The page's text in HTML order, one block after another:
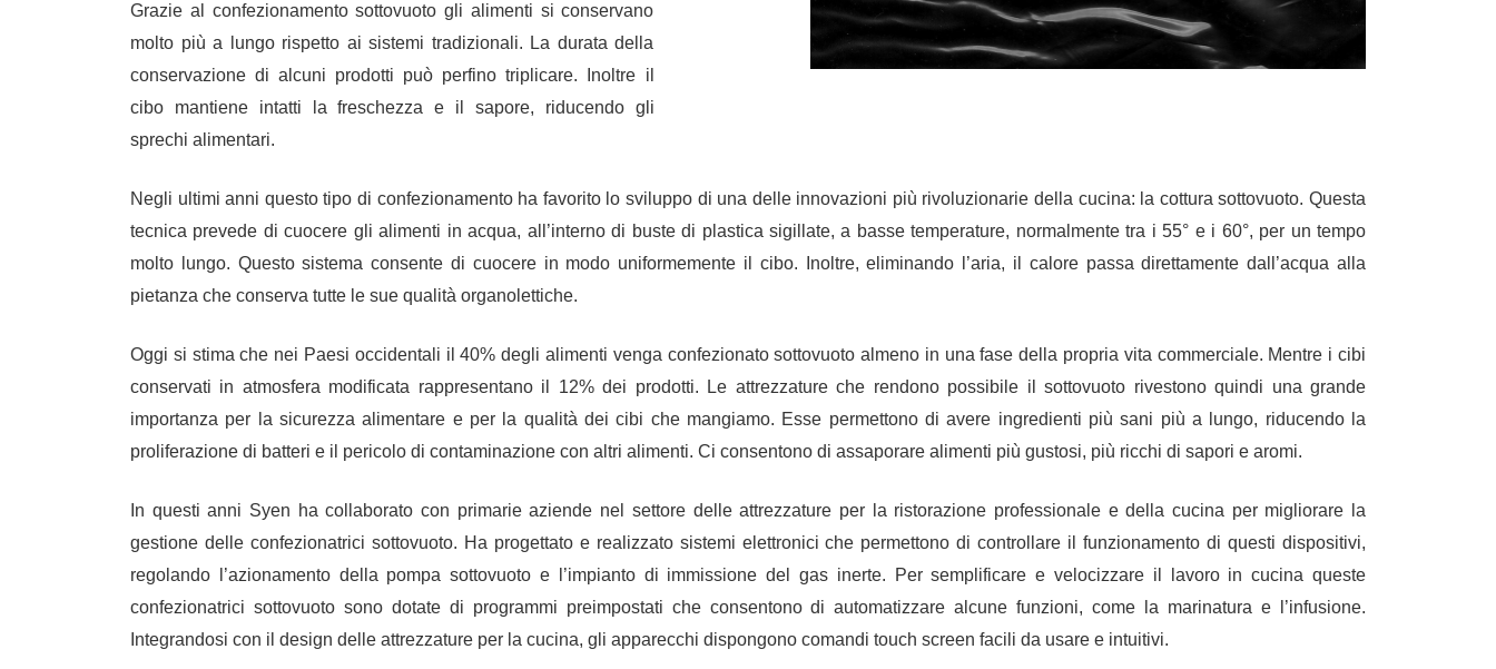
Grazie al confezionamento sottovuoto gli alimenti si conservano
molto più a lungo rispetto ai sistemi tradizionali. La durata della
conservazione di alcuni prodotti può perfino triplicare. Inoltre il
cibo mantiene intatti la freschezza e il sapore, riducendo gli
sprechi alimentari.
Negli ultimi anni questo tipo di confezionamento ha favorito lo sviluppo di una delle innovazioni più rivoluzionarie della cucina: la cottura sottovuoto. Questa
tecnica prevede di cuocere gli alimenti in acqua, all’interno di buste di plastica sigillate, a basse temperature, normalmente tra i 55° e i 60°, per un tempo
molto lungo. Questo sistema consente di cuocere in modo uniformemente il cibo. Inoltre, eliminando l’aria, il calore passa direttamente dall’acqua alla
pietanza che conserva tutte le sue qualità organolettiche.
Oggi si stima che nei Paesi occidentali il40% degli alimenti venga confezionato sottovuoto almeno in una fase della propria vita commerciale. Mentre i cibi
conservati in atmosfera modificata rappresentano il 12%dei prodotti. Le attrezzature che rendono possibile il sottovuoto rivestono quindi una grande
importanza per la sicurezza alimentare e per la qualità dei cibi che mangiamo. Esse permettono di avere ingredienti più sani più a lungo, riducendo la
proliferazione di batteri e il pericolo di contaminazione con altri alimenti. Ci consentono di assaporare alimenti più gustosi, più ricchi di sapori e aromi.
In questi anni Syen ha collaborato con primarie aziende nel settore delle attrezzature per la ristorazione professionale e della cucina per migliorare la
gestione delle confezionatrici sottovuoto. Ha progettato e realizzato sistemi elettronici che permettono di controllare il funzionamento di questi dispositivi,
regolando l’azionamento della pompa sottovuoto e l’impianto di immissione del gas inerte. Per semplificare e velocizzare il lavoro in cucina queste
confezionatrici sottovuoto sono dotate di programmi preimpostati che consentono di automatizzare alcune funzioni, come la marinatura e l’infusione.
Integrandosi con il design delle attrezzature per la cucina, gli apparecchi dispongono comandi touch screen facili da usare e intuitivi.